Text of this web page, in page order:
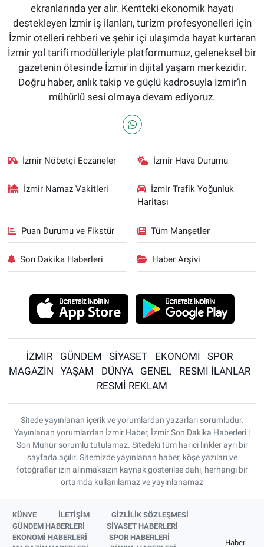
ekranlarında yer alır. Kentteki ekonomik hayatı
destekleyen İzmir iş ilanları, turizm profesyonelleri için
İzmir otelleri rehberi ve şehir içi ulaşımda hayat kurtaran
İzmir yol tarifi modülleriyle platformumuz, geleneksel bir
gazetenin ötesinde İzmir'in dijital yaşam merkezidir.
Doğru haber, anlık takip ve güçlü kadrosuyla İzmir’in
mühürlü sesi olmaya devam ediyoruz.
İzmir Nöbetçi Eczaneler İzmir Hava Durumu
İzmir Namaz Vakitleri
İzmir Trafik Yoğunluk
Haritası
Puan Durumu ve Fikstür Tüm Manşetler
Son Dakika Haberleri Haber Arşivi
İZMİR GÜNDEM SİYASET EKONOMİ
SPOR
MAGAZİN
YAŞAM DÜNYA GENEL
RESMİ İLANLAR
RESMİ REKLAM
Sitede yayınlanan içerik ve yorumlardan yazarları sorumludur.
Yayınlanan yorumlardan İzmir Haber, İzmir Son Dakika Haberleri |
Son Mühür sorumlu tutulamaz. Sitedeki tüm harici linkler ayrı bir
sayfada açılır. Sitemizde yayınlanan haber, köşe yazıları ve
fotoğraflar izin alınmaksızın kaynak gösterilse dahi, herhangi bir
ortamda kullanılamaz ve yayınlanamaz
KÜNYE İLETİŞİM
GİZLİLİK SÖZLEŞMESİ
GÜNDEM HABERLERİ
SİYASET HABERLERİ
EKONOMİ HABERLERİ
SPOR HABERLERİ
Haber